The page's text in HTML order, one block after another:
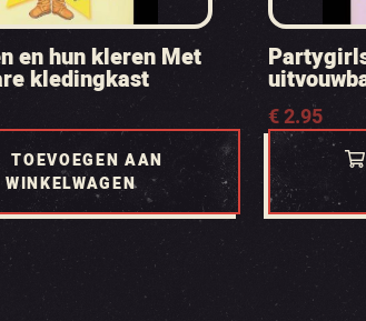
en hun kleren Met
kledingkast
TOEVOEGEN AAN
WINKELWAGEN
€2.95